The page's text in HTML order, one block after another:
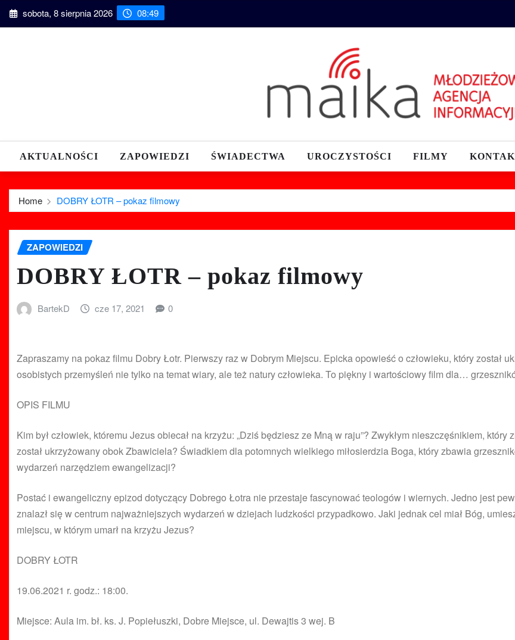
Skip sobota, 8 sierpnia 2026 08:49
AKTUALNOŚCI ZAPOWIEDZI ŚWIADECTWA UROCZYSTOŚCI FILMY
Home DOBRY ŁOTR – pokaz filmowy
ZAPOWIEDZI
DOBRY ŁOTR – pokaz filmowy
BartekD cze 17, 2021 0
Zapraszamy na pokaz filmu Dobry Łotr. Pierwszy raz w Dobrym Miejscu. Epicka opowieść o człowieku, który został
osobistych przemyśleń nie tylko na temat wiary, ale też natury człowieka. To piękny i wartościowy film dla…
OPIS FILMU
Kim był człowiek, któremu Jezus obiecał na krzyżu: „Dziś będziesz ze Mną w raju”? Zwykłym nieszczęśnikiem,
został ukrzyżowany obok Zbawiciela? Świadkiem dla potomnych wielkiego miłosierdzia Boga, który zbawia
wydarzeń narzędziem ewangelizacji?
Postać i ewangeliczny epizod dotyczący Dobrego Łotra nie przestaje fascynować teologów i wiernych. Jedno jest
znalazł się w centrum najważniejszych wydarzeń w dziejach ludzkości przypadkowo. Jaki jednak cel miał Bóg,
miejscu, w którym umarł na krzyżu Jezus?
DOBRY ŁOTR
19.06.2021 r. godz.: 18:00.
Miejsce: Aula im. bł. ks. J. Popiełuszki, Dobre Miejsce, ul. Dewajtis 3 wej. B